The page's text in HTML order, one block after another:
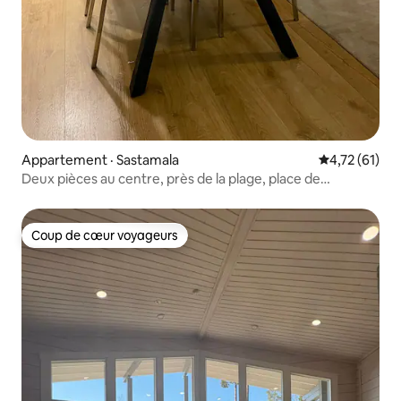
Appartement · Sastamala Note
4,72 (61)
Deux pièces au centre, près de la plage, place de
Coup de cœur voyageurs
Coup de cœur voyageurs